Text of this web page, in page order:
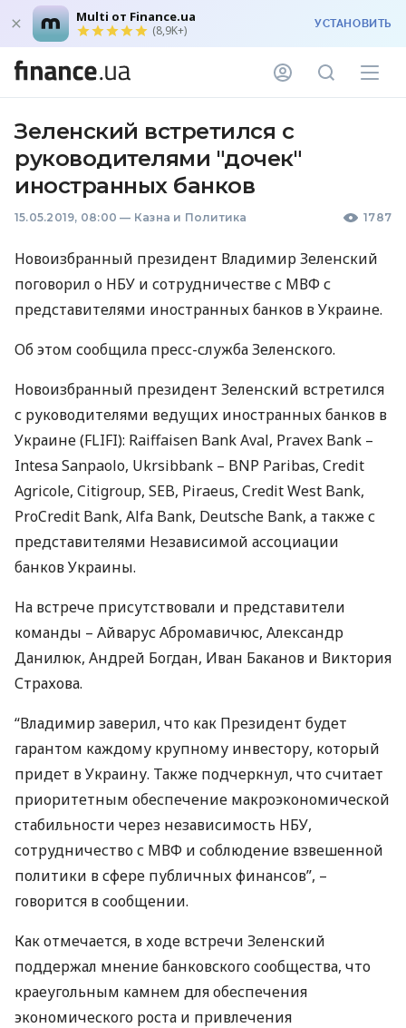
Multi от Finance.ua
(8,9K+) УСТАНОВИТЬ
Зеленский встретился с
руководителями "дочек"
иностранных банков
15.05.2019, 08:00 — Казна и Политика 1787
Новоизбранный президент Владимир Зеленский
поговорил о НБУ и сотрудничестве с МВФс
представителями иностранных банков в Украине.
Об этом сообщила пресс-служба Зеленского.
Новоизбранный президент Зеленский встретился
с руководителями ведущих иностранных банков в
Украине (FLIFI): Raiffaisen Bank Aval, Pravex Bank –
Intesa Sanpaolo, Ukrsibbank – BNP Paribas, Credit
Agricole, Citigroup, SEB, Piraeus, Credit West Bank,
ProCredit Bank, Alfa Bank, Deutsche Bank, а также с
представителями Независимой ассоциации
банков Украины.
На встрече присутствовали и представители
команды – Айварус Абромавичюс, Александр
Данилюк, Андрей Богдан, Иван Баканов и Виктория
Страхова.
“Владимир заверил, что как Президент будет
гарантом каждому крупному инвестору, который
придет в Украину. Также подчеркнул, что считает
приоритетным обеспечение макроэкономической
стабильности через независимость НБУ,
сотрудничество с МВФ и соблюдение взвешенной
политики в сфере публичных финансов”, –
говорится в сообщении.
Как отмечается, в ходе встречи Зеленский
поддержал мнение банковского сообщества, что
краеугольным камнем для обеспечения
экономического роста и привлечения